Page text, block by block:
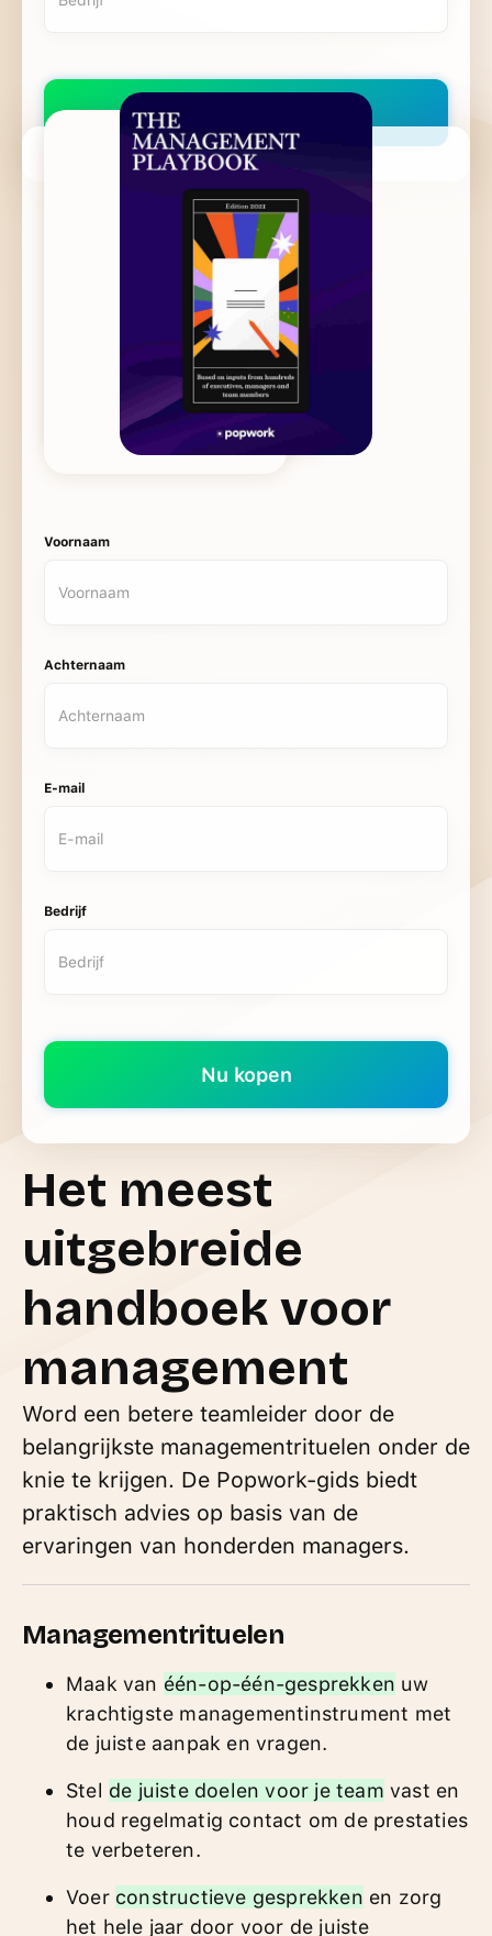
Het meest
uitgebreide
handboek voor
management
Word een betere teamleider door de
belangrijkste managementrituelen onder de
knie te krijgen. De Popwork-gids biedt
praktisch advies op basis van de
ervaringen van honderden managers.
Managementrituelen
Maak van één-op-één-gesprekken uw
krachtigste managementinstrument met
de juiste aanpak en vragen.
Stel de juiste doelen voor je team vast en
houd regelmatig contact om de prestaties
te verbeteren.
Voer constructieve gesprekken en zorg
het hele jaar door voor de juiste
Voornaam
Achternaam
E-mail
Bedrijf